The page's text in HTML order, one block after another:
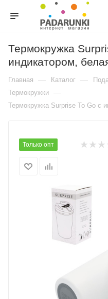
Термокружка
индикатором,
Главная — Каталог —
Термокружки —
Термокружка Surprise To Go с
Только опт